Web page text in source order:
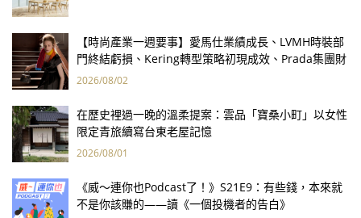
【時尚產業一週要事】愛馬仕業績成長、LVMH時裝部
門終結虧損、Kering轉型策略初現成效、Prada集團財
報亮眼
2026/08/02
在歷史裡過一晚的溫柔提案：雲品「寶桑小町」以女性
限定青旅續寫台東老屋記憶
2026/08/01
《威～連你也Podcast了！》S21E9：有些錢，本來就
不是你該賺的——讀《一個投機者的告白》